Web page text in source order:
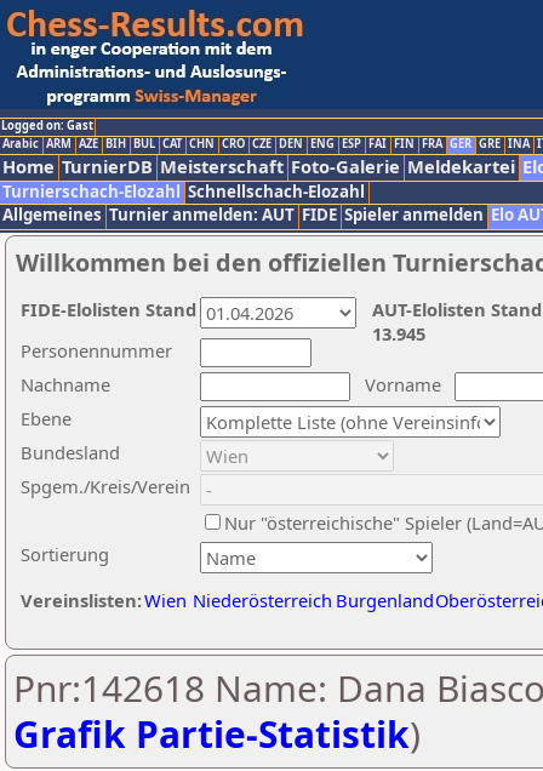
Logged on: Gast
Arabic ARM AZE BIH BUL CAT CHN CRO CZE DEN ENG ESP FAI FIN FRA GER GRE INA
Home TurnierDB Meisterschaft Foto-Galerie Meldekartei
Turnierschach-Elozahl Schnellschach-Elozahl
Allgemeines Turnier anmelden: AUT FIDE Spieler anmelden Elo
Willkommen bei den offiziellen
Nachname
Vorname
Ebene
Sortierung
Personennummer
Bundesland
Spgem./Kreis/Verein
Nur "österreichische" Spieler
Vereinslisten:Wien Niederösterreich Burgenland
AUT-Elolisten
13.945
FIDE-Elolisten Stand
Pnr:142618 Name: Dana
Grafik Partie-Statistik)